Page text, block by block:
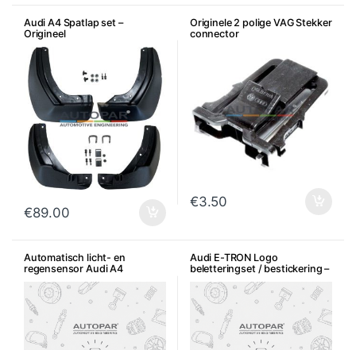
Audi A4 Spatlap set –
Origineel
€89.00
Originele 2 polige VAG Stekker
connector
€3.50
Automatisch licht- en
regensensor Audi A4
Audi E-TRON Logo
beletteringset / bestickering –
Diverse kleuren